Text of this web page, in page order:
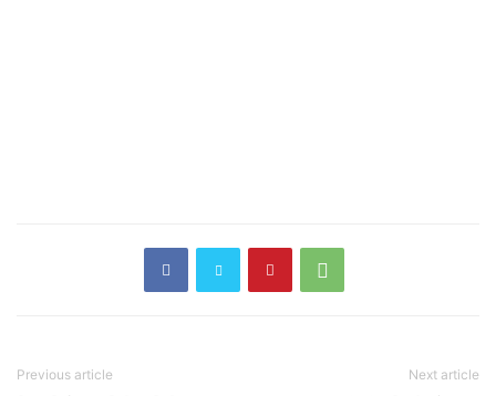
Previous article Next article